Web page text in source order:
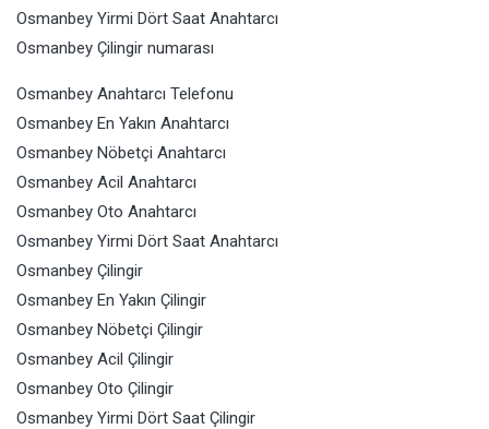
Osmanbey Yirmi Dört Saat Anahtarcı
Osmanbey Çilingir numarası
Osmanbey Anahtarcı Telefonu
Osmanbey En Yakın Anahtarcı
Osmanbey Nöbetçi Anahtarcı
Osmanbey Acil Anahtarcı
Osmanbey Oto Anahtarcı
Osmanbey Yirmi Dört Saat Anahtarcı
Osmanbey Çilingir
Osmanbey En Yakın Çilingir
Osmanbey Nöbetçi Çilingir
Osmanbey Acil Çilingir
Osmanbey Oto Çilingir
Osmanbey Yirmi Dört Saat Çilingir